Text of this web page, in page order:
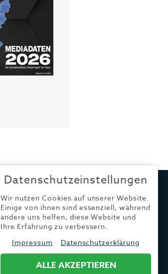
Datenschutzeinstellungen
Wir nutzen Cookies auf unserer Website.
Einige von ihnen sind essenziell, während
andere uns helfen, diese Website und
Ihre Erfahrung zu verbessern.
Impressum
Datenschutzerklärung
ALLE AKZEPTIEREN